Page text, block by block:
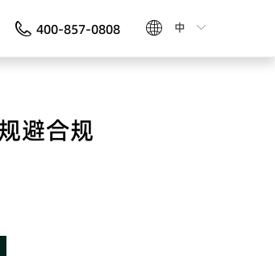
400-857-0808 ꄓ ꀅ
中
避合规